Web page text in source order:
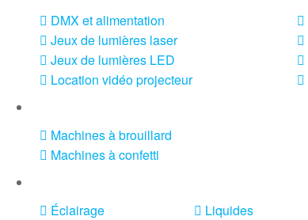
DMX et alimentation
Jeux de lumières laser
Jeux de lumières LED
Location vidéo projecteur
Machines à brouillard
Machines à confetti
Éclairage
Liquides